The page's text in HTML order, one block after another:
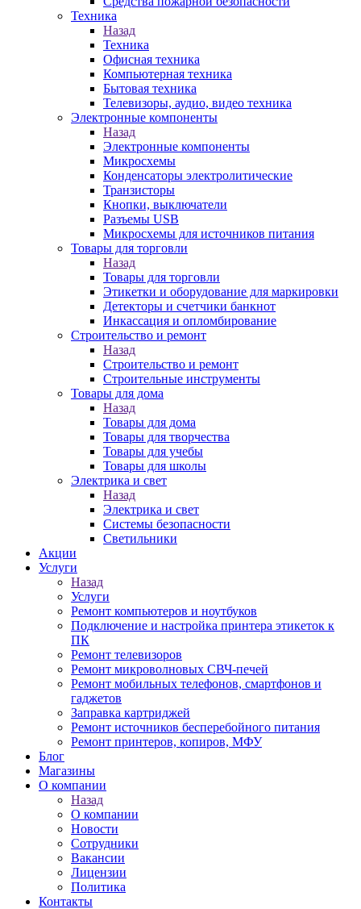
Техника
Назад
Техника
Офисная техника
Компьютерная техника
Бытовая техника
Телевизоры, аудио, видео техника
Электронные компоненты
Назад
Электронные компоненты
Микросхемы
Конденсаторы электролитические
Транзисторы
Кнопки, выключатели
Разъемы USB
Микросхемы для источников питания
Товары для торговли
Назад
Товары для торговли
Этикетки и оборудование для маркировки
Детекторы и счетчики банкнот
Инкассация и опломбирование
Строительство и ремонт
Назад
Строительство и ремонт
Строительные инструменты
Товары для дома
Назад
Товары для дома
Товары для творчества
Товары для учебы
Товары для школы
Электрика и свет
Назад
Электрика и свет
Системы безопасности
Светильники
Акции
Услуги
Назад
Услуги
Ремонт компьютеров и ноутбуков
Подключение и настройка принтера этикеток к
ПК
Ремонт телевизоров
Ремонт микроволновых СВЧ-печей
Ремонт мобильных телефонов, смартфонов и
гаджетов
Заправка картриджей
Ремонт источников бесперебойного питания
Ремонт принтеров, копиров, МФУ
Блог
Магазины
О компании
Назад
О компании
Новости
Сотрудники
Вакансии
Лицензии
Политика
Контакты